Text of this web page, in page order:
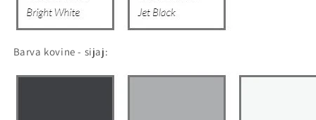
Barva kovine - sijaj: